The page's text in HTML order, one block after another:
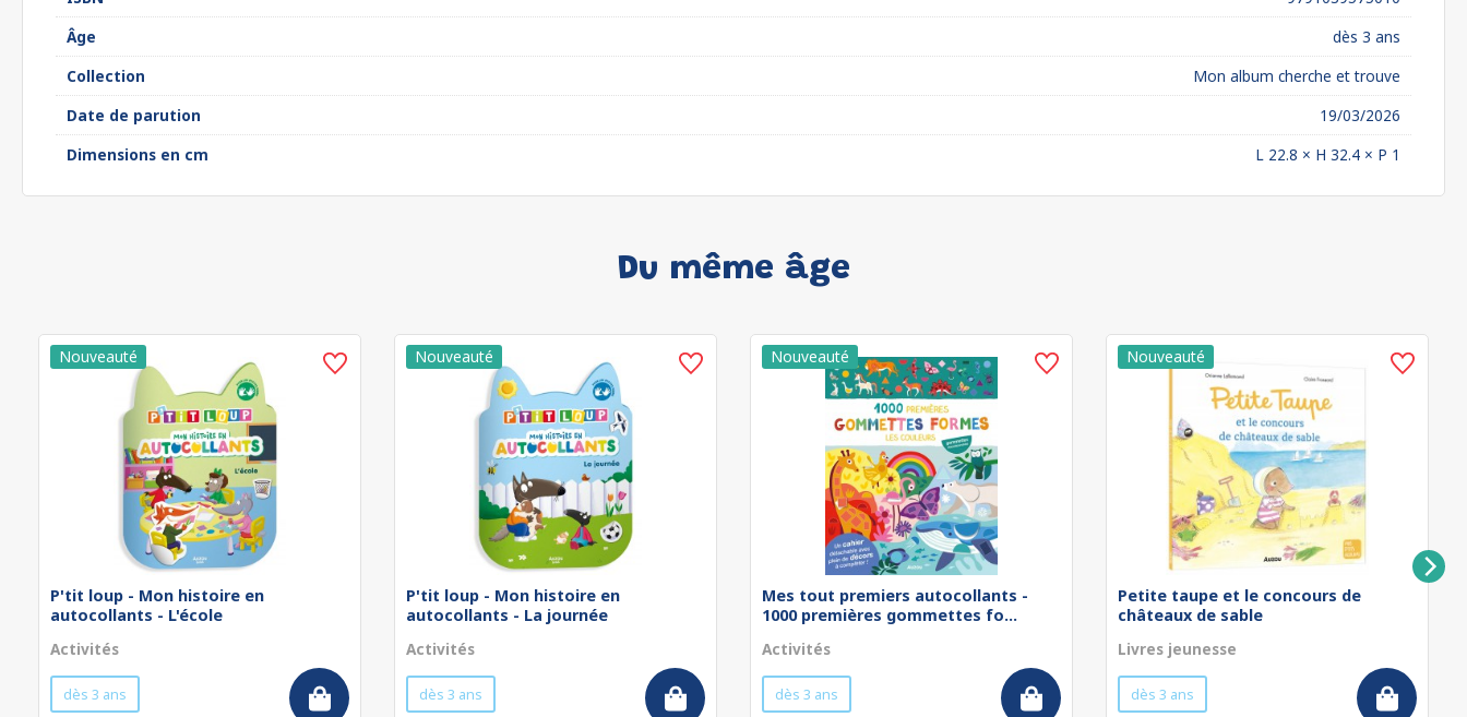
Âge
dès 3 ans
Collection
Mon album cherche et trouve
Date de parution
19/03/2026
Dimensions en cm
L 22.8 × H 32.4 × P 1
Du même âge
P'tit loup - Mon histoire en
autocollants - L'école
Activités
dès 3 ans
P'tit loup - Mon histoire en
autocollants - La journée
Activités
dès 3 ans
Mes tout premiers autocollants -
1000 premières gommettes fo...
Activités
dès 3 ans
Petite taupe et le concours de
châteaux de sable
Livres jeunesse
dès 3 ans